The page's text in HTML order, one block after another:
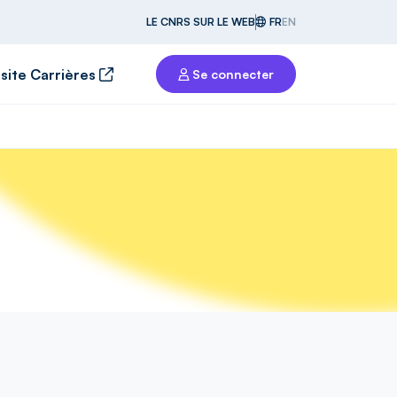
LE CNRS SUR LE WEB FREN
Carrières Se connecter